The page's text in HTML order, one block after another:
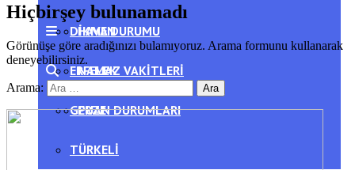
DIKMEN
ERFELEK
GERZE
TÜRKELI
HAVA DURUMU
NAMAZ VAKITLERI
PUAN DURUMLARI
Hiçbirşey bulunamadı
Görünüşe göre aradığınızı bulamıyoruz. Arama formunu kullanarak
deneyebilirsiniz.
Arama: